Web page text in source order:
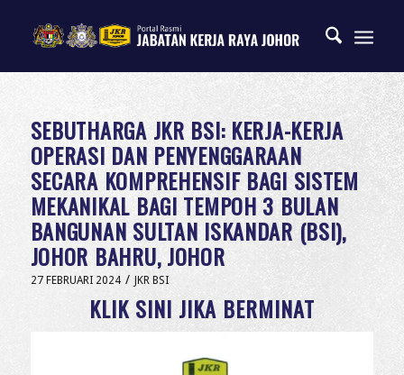
SEBUTHARGA JKR BSI: KERJA-KERJA
OPERASI DAN PENYENGGARAAN
SECARA KOMPREHENSIF BAGI SISTEM
MEKANIKAL BAGI TEMPOH 3 BULAN
BANGUNAN SULTAN ISKANDAR (BSI),
JOHOR BAHRU, JOHOR
27 FEBRUARI 2024 / JKR BSI
KLIK SINI JIKA BERMINAT